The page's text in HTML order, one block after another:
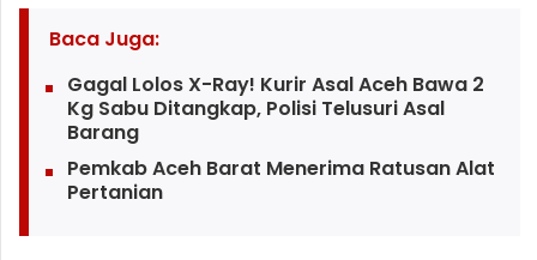
Baca Juga:
Gagal Lolos X-Ray! Kurir Asal Aceh Bawa 2
Kg Sabu Ditangkap, Polisi Telusuri Asal
Barang
Pemkab Aceh Barat Menerima Ratusan Alat
Pertanian